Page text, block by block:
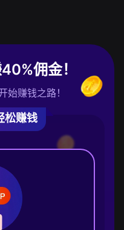
佣金！
始赚钱之路！
松赚钱